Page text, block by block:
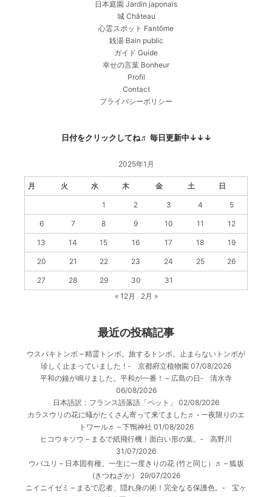
日本庭園 Jardin japonais
城 Château
心霊スポット Fantôme
銭湯 Bain public
ガイド Guide
幸せの言葉 Bonheur
Profil
Contact
プライバシーポリシー
日付をクリックしてね♬ 毎日更新中↓↓↓
2025年1月
月 火 水 木 金 土 日
1 2 3 4 5
6 7 8 9 10 11 12
13 14 15 16 17 18 19
20 21 22 23 24 25 26
27 28 29 30
31
« 12月
2月 »
最近の投稿記事
ウスバキトンボ – 精霊トンボ。旅するトンボ。止まらないトンボが
珍しく止まっていました！‐ 京都府立植物園 07/08/2026
平和の鐘が鳴りました。平和が一番！ – 広島の日‐ 清水寺
06/08/2026
日本語訳：フランス語落語「ペット」
02/08/2026
カラスウリの花に蟻がたくさん寄って来てました♬ ‐ 一夜限りのエ
トワール♬ – 下鴨神社 01/08/2026
ヒコウキソウ – まるで紙飛行機！面白い形の葉。‐ 高野川
31/07/2026
ウバユリ – 日本固有種。一生に一度きりの花 (竹と同じ）♬ – 狐坂
(きつねざか）
29/07/2026
ニイニイゼミ – まるで忍者、隠れ身の術！完全なる保護色。‐ 宝ヶ